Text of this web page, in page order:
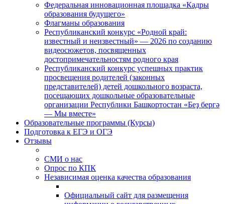
Федеральная инновационная площадка «Кадры
образования будущего»
Флагманы образования
Республиканский конкурс «Родной край:
известный и неизвестный» — 2026 по созданию
видеосюжетов, посвященных
достопримечательностям родного края
Республиканский конкурс успешных практик
просвещения родителей (законных
представителей) детей дошкольного возраста,
посещающих дошкольные образовательные
организации Республики Башкортостан «Беҙ бергә
— Мы вместе»
Образовательные программы (Курсы)
Подготовка к ЕГЭ и ОГЭ
Отзывы
СМИ о нас
Опрос по КПК
Независимая оценка качества образования
Официальный сайт для размещения